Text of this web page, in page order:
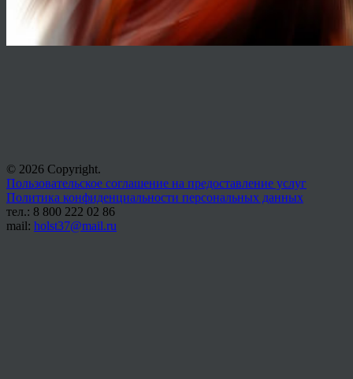
© 2026 Copyright.
Пользовательское соглашение на предоставление услуг
Политика конфиденциальности персональных данных
тел.: 8 800 222 02 86
mail: holst37@mail.ru